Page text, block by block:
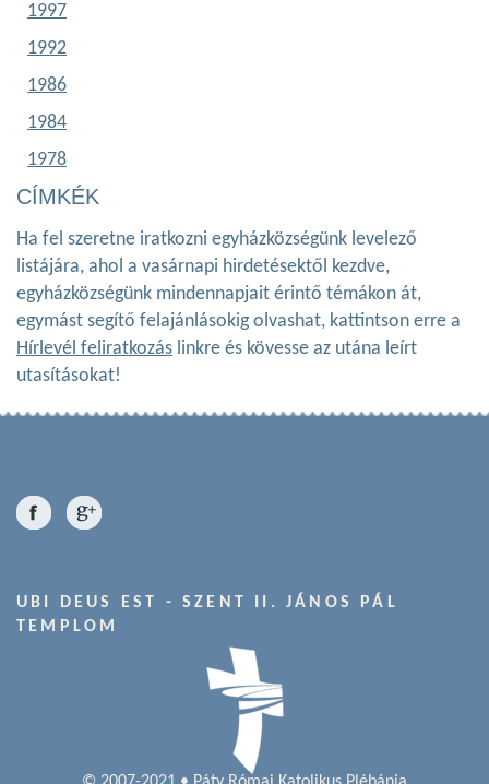
1997
1992
1986
1984
1978
CÍMKÉK
Ha fel szeretne iratkozni egyházközségünk levelező
listájára, ahol a vasárnapi hirdetésektől kezdve,
egyházközségünk mindennapjait érintő témákon át,
egymást segítő felajánlásokig olvashat, kattintson erre a
Hírlevél feliratkozás linkre és kövesse az utána leírt
utasításokat!
UBI DEUS EST - SZENT II. JÁNOS PÁL
TEMPLOM